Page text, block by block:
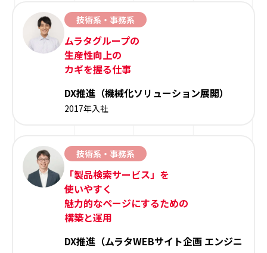
技術系・事務系
ムラタグループの
生産性向上の
カギを握る仕事
DX推進（機械化ソリューション展開）
2017年入社
技術系・事務系
「製品検索サービス」を
使いやすく
魅力的なページにするための
構築と運用
DX推進（ムラタWEBサイト企画 エンジニ